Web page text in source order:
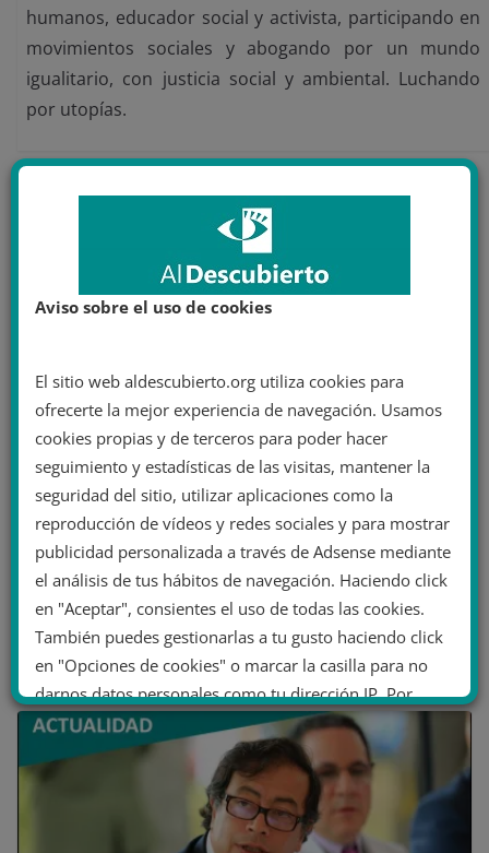
humanos, educador social y activista, participando en
movimientos sociales y abogando por un mundo
igualitario, con justicia social y ambiental. Luchando
por utopías.
También te puede gustar
Arabia Saudí libera a la activista Loujain
at Hathloul tras 1.001 días en prisión
11 febrero 2021
Aviso sobre el uso de cookies
El sitio web aldescubierto.org utiliza cookies para
ofrecerte la mejor experiencia de navegación. Usamos
cookies propias y de terceros para poder hacer
seguimiento y estadísticas de las visitas, mantener la
seguridad del sitio, utilizar aplicaciones como la
reproducción de vídeos y redes sociales y para mostrar
publicidad personalizada a través de Adsense mediante
el análisis de tus hábitos de navegación. Haciendo click
en "Aceptar", consientes el uso de todas las cookies.
También puedes gestionarlas a tu gusto haciendo click
en "Opciones de cookies" o marcar la casilla para no
darnos datos personales como tu dirección IP. Por
último, puedes leer nuestra Política de cookies.
No dar mi información personal